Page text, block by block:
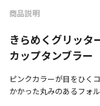
商品説明
きらめくグリッタ
カップタンブラー
ピンクカラーが目をひく
かかった丸みのあるフォ